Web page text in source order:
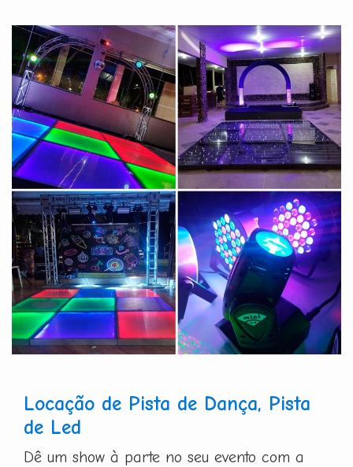
Locação de Pista de Dança, Pista
de Led
Dê um show à parte no seu evento com a